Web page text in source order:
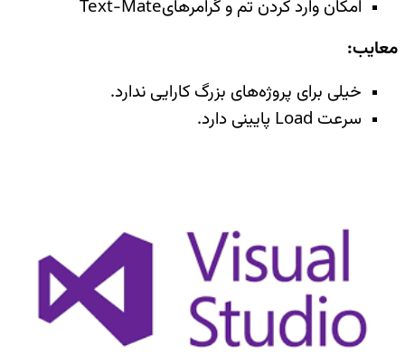
امکان وارد کردن تم و گرامرهایText-Mate
معایب:
خیلی برای پروژه‌های بزرگ کارایی ندارد.
سرعت Load پایینی دارد.